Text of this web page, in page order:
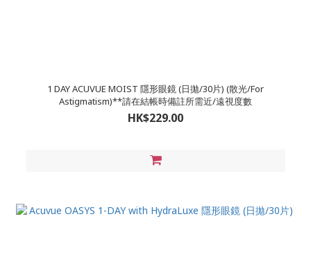
1 DAY ACUVUE MOIST 隱形眼鏡 (日拋/30片) (散光/For
Astigmatism)**請在結帳時備註所需近/遠視度數
HK$229.00